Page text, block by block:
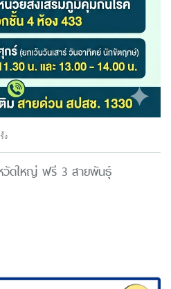
ง
วัดใหญ่ ฟรี 3 สายพันธ์ุ